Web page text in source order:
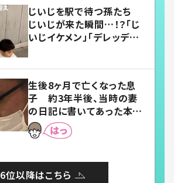
じいじを駅で待つ孫たち
じいじが来た瞬間…！？「じ
いじイケメン」「デレッデレ」
生後8ヶ月で亡くなった息
子 約3年半後、当時の妻
の日記に書いてあった本音
とは
6位以降はこちら